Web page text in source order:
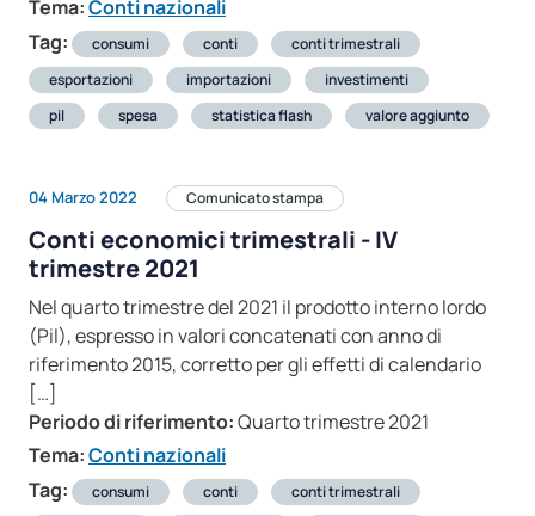
Tema:Conti nazionali
Tag:
consumi conti
conti trimestrali
esportazioni
importazioni
investimenti
pil
spesa statistica flash valore aggiunto
04 Marzo 2022 Comunicato stampa
Conti economici trimestrali - IV
trimestre 2021
Nel quarto trimestre del 2021 il prodotto interno lordo
(Pil), espresso in valori concatenati con anno di
riferimento 2015, corretto per gli effetti di calendario
[…]
Periodo di riferimento:Quarto trimestre 2021
Tema:Conti nazionali
Tag:
consumi conti
conti trimestrali